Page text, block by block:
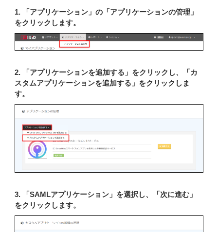
1. 「アプリケーション」の「アプリケーションの管理」
をクリックします。
2. 「アプリケーションを追加する」をクリックし、「カ
スタムアプリケーションを追加する」をクリックしま
す。
3. 「SAMLアプリケーション」を選択し、「次に進む」
をクリックします。